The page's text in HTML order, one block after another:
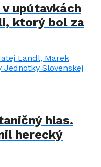
upútavkách
ktorý bol za
hlas.
herecký